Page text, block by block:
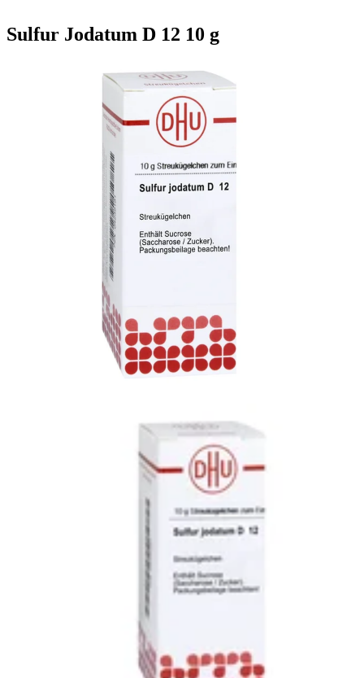
Sulfur Jodatum D 12 10 g